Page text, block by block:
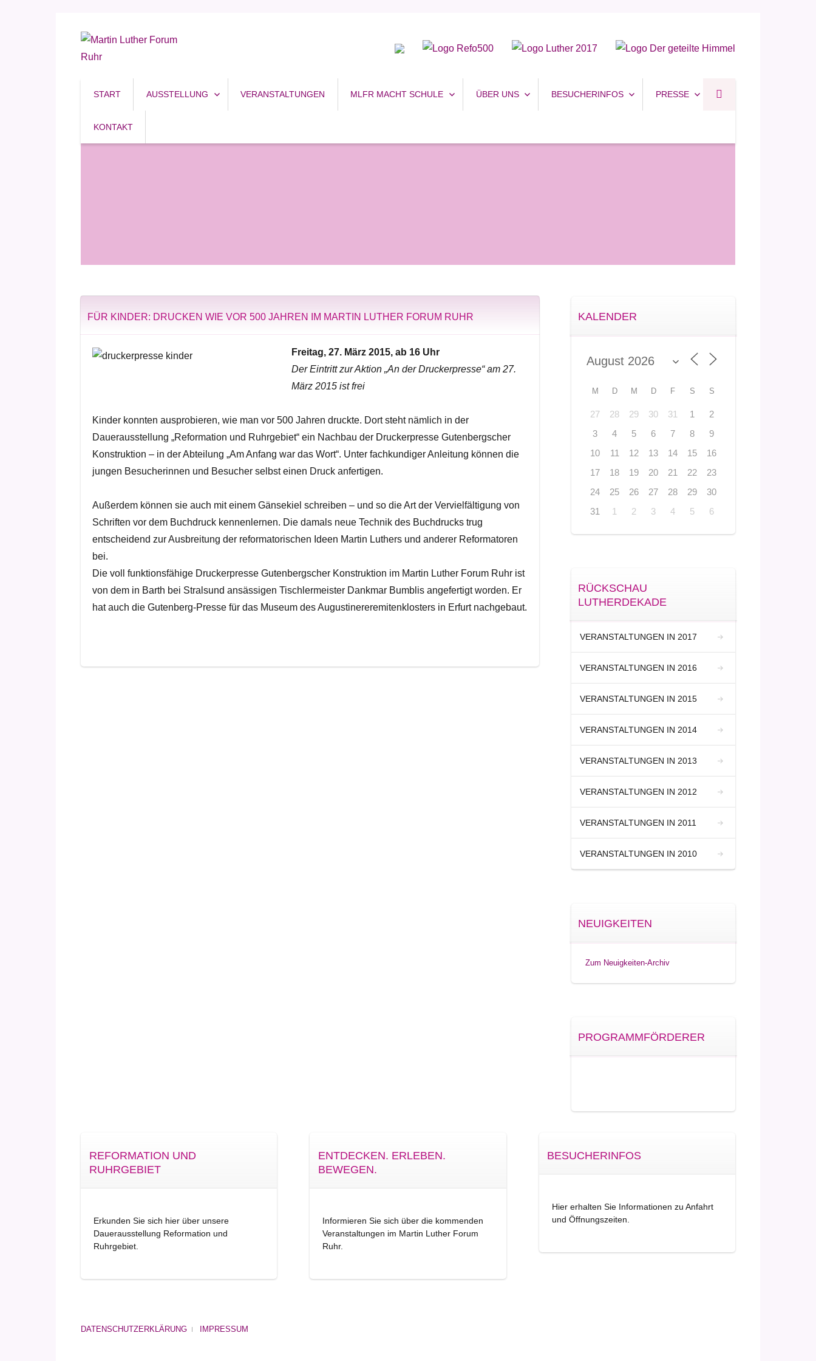
Martin Luther Forum Ruhr
START AUSSTELLUNG VERANSTALTUNGEN MLFR MACHT SCHULE ÜBER UNS BESUCHERINFOS PRESSE
KONTAKT
FÜR KINDER: DRUCKEN WIE VOR 500 JAHREN IM MARTIN LUTHER FORUM RUHR
Freitag, 27. März 2015, ab 16 Uhr
Der Eintritt zur Aktion „An der Druckerpresse“ am 27.
März 2015 ist frei
Kinder konnten ausprobieren, wie man vor 500 Jahren druckte. Dort steht nämlich in der
Dauerausstellung „Reformation und Ruhrgebiet“ ein Nachbau der Druckerpresse Gutenbergscher
Konstruktion – in der Abteilung „Am Anfang war das Wort“. Unter fachkundiger Anleitung können die
jungen Besucherinnen und Besucher selbst einen Druck anfertigen.
Außerdem können sie auch mit einem Gänsekiel schreiben – und so die Art der Vervielfältigung von
Schriften vor dem Buchdruck kennenlernen. Die damals neue Technik des Buchdrucks trug
entscheidend zur Ausbreitung der reformatorischen Ideen Martin Luthers und anderer Reformatoren
bei.
Die voll funktionsfähige Druckerpresse Gutenbergscher Konstruktion im Martin Luther Forum Ruhr ist
von dem in Barth bei Stralsund ansässigen Tischlermeister Dankmar Bumblis angefertigt worden. Er
hat auch die Gutenberg-Presse für das Museum des Augustinereremitenklosters in Erfurt nachgebaut.
KALENDER
M D M D F S S
27 28 29 30 31 1
2
3
4 5 6 7 8
9
10
11 12 13 14 15
16
17
18 19 20 21 22
23
24
25 26 27 28 29
30
31
1 2 3 4 5 6
RÜCKSCHAU
LUTHERDEKADE
VERANSTALTUNGEN IN 2017
VERANSTALTUNGEN IN 2016
VERANSTALTUNGEN IN 2015
VERANSTALTUNGEN IN 2014
VERANSTALTUNGEN IN 2013
VERANSTALTUNGEN IN 2012
VERANSTALTUNGEN IN 2011
VERANSTALTUNGEN IN 2010
NEUIGKEITEN
Zum Neuigkeiten-Archiv
PROGRAMMFÖRDERER
REFORMATION UND
RUHRGEBIET
Erkunden Sie sich hier über unsere
Dauerausstellung Reformation und
Ruhrgebiet.
ENTDECKEN. ERLEBEN.
BEWEGEN.
Informieren Sie sich über die kommenden
Veranstaltungen im Martin Luther Forum
Ruhr.
BESUCHERINFOS
Hier erhalten Sie Informationen zu Anfahrt
und Öffnungszeiten.
DATENSCHUTZERKLÄRUNG IMPRESSUM